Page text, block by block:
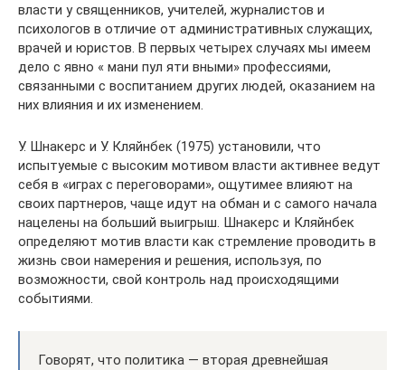
власти у священников, учителей, журналистов и
психологов в отличие от административных служащих,
врачей и юристов. В первых четырех случаях мы имеем
дело с явно « мани пул яти вными» профессиями,
связанными с воспитанием других людей, оказанием на
них влияния и их изменением.
У. Шнакерс и У. Кляйнбек (1975) установили, что
испытуемые с высоким мотивом власти активнее ведут
себя в «играх с переговорами», ощутимее влияют на
своих партнеров, чаще идут на обман и с самого начала
нацелены на больший выигрыш. Шнакерс и Кляйнбек
определяют мотив власти как стремление проводить в
жизнь свои намерения и решения, используя, по
возможности, свой контроль над происходящими
событиями.
Говорят, что политика — вторая древнейшая